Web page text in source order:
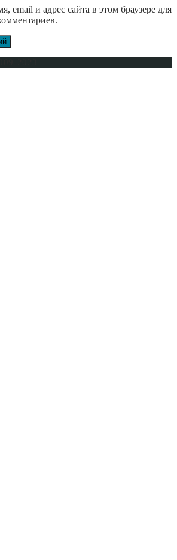
email и адрес сайта в этом браузере для